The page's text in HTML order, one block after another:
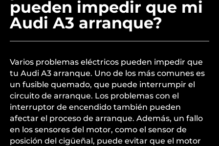
pueden impedir que mi
Audi A3 arranque?
Varios problemas eléctricos pueden impedir que
tu Audi A3 arranque. Uno de los más comunes es
un fusible quemado, que puede interrumpir el
circuito de arranque. Los problemas con el
interruptor de encendido también pueden
afectar el proceso de arranque. Además, un fallo
en los sensores del motor, como el sensor de
posición del cigüeñal, puede evitar que el motor